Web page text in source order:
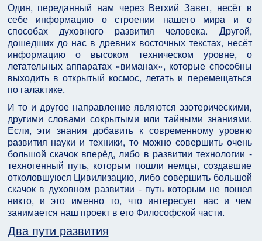
Один, переданный нам через Ветхий Завет, несёт в
себе информацию о строении нашего мира и о
способах духовного развития человека. Другой,
дошедших до нас в древних восточных текстах, несёт
информацию о высоком техническом уровне, о
летательных аппаратах «виманах», которые способны
выходить в открытый космос, летать и перемещаться
по галактике.
И то и другое направление являются эзотерическими,
другими словами сокрытыми или тайными знаниями.
Если, эти знания добавить к современному уровню
развития науки и техники, то можно совершить очень
большой скачок вперёд, либо в развитии технологии -
техногенный путь, которым пошли немцы, создавшие
отколовшуюся Цивилизацию, либо совершить большой
скачок в духовном развитии - путь которым не пошел
никто, и это именно то, что интересует нас и чем
занимается наш проект в его Философской части.
Два пути развития